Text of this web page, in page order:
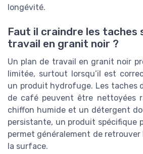
longévité.
Faut il craindre les taches
travail en granit noir ?
Un plan de travail en granit noir
limitée, surtout lorsqu’il est
un produit hydrofuge. Les taches
de café peuvent être nettoyées
chiffon humide et un détergent
persistante, un produit spécifique
permet généralement de retrouver
la surface.